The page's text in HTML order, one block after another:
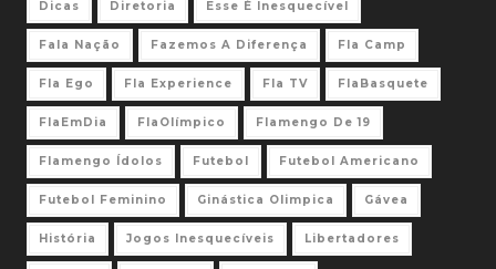
Dicas Diretoria Esse É Inesquecível
Fala Nação Fazemos A Diferença Fla Camp
Fla Ego Fla Experience Fla TV FlaBasquete
FlaEmDia FlaOlímpico Flamengo De 19
Flamengo Ídolos Futebol Futebol Americano
Futebol Feminino Ginástica Olimpica Gávea
História Jogos Inesquecíveis Libertadores